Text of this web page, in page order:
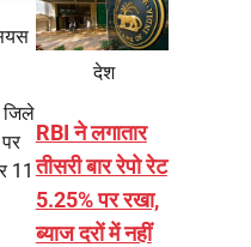
जिले
11
देश
RBI ने लगातार
तीसरी बार रेपो रेट
5.25% पर रखा,
ब्याज दरों में नहीं